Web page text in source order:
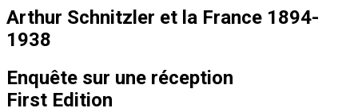
Arthur Schnitzler et la France 1894-
1938
Enquête sur une réception
First Edition